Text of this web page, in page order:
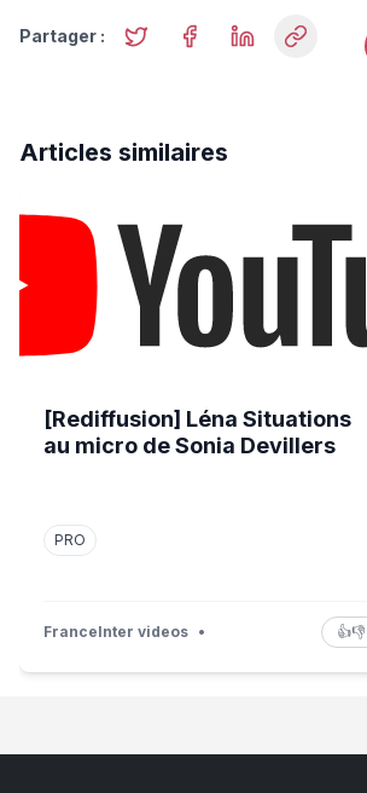
Partager :
Articles similaires
[Rediffusion] Léna Situations
au micro de Sonia Devillers
PRO
FranceInter videos • 👍👎